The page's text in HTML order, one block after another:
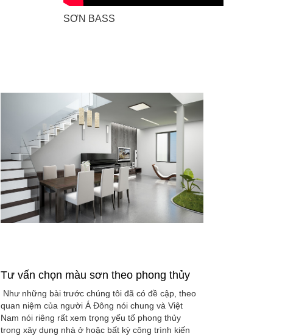
SƠN BASS
Tư vấn chọn màu sơn theo phong thủy
Như những bài trước chúng tôi đã có đề cập, theo
quan niệm của người Á Đông nói chung và Việt
Nam nói riêng rất xem trọng yếu tố phong thủy
trong xây dụng nhà ở hoặc bất kỳ công trình kiến